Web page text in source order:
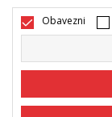
Nastojimo da
i bez grešaka.
podrazumijeva da
Obavezni